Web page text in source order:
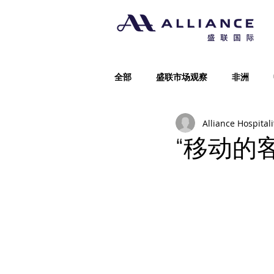
全部 盛联市场观察 非洲
“移动的
Alliance